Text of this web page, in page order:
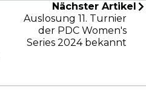
Nächster Artikel
Auslosung 11. Turnier
der PDC Women's
Series 2024 bekannt